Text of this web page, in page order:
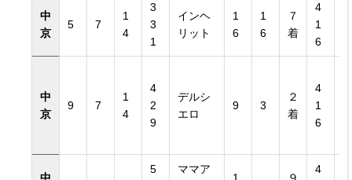
中
京
5 7
1
4
3
3
1
インヘ
リット
1
6
1
6
７
着
4
1
6
中
京
9 7
1
4
4
2
9
デルシ
エロ
9 3
２
着
4
1
6
5
ママア
4